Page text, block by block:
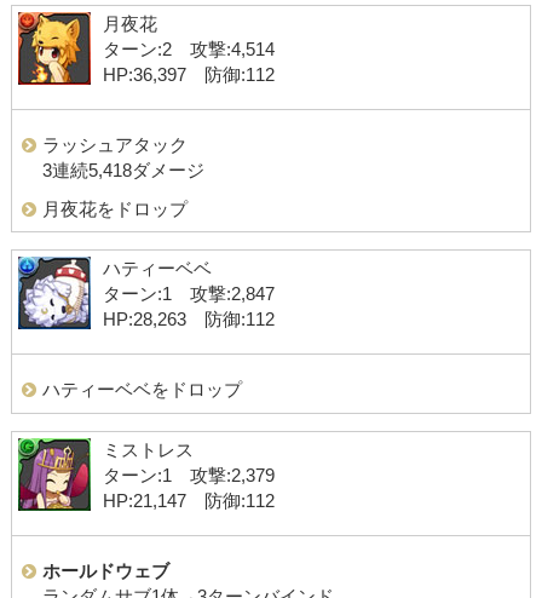
月夜花
ターン:2 攻撃:4,514
HP:36,397 防御:112
ラッシュアタック
3連続5,418ダメージ
月夜花をドロップ
ハティーベベ
ターン:1 攻撃:2,847
HP:28,263 防御:112
ハティーベベをドロップ
ミストレス
ターン:1 攻撃:2,379
HP:21,147 防御:112
ホールドウェブ